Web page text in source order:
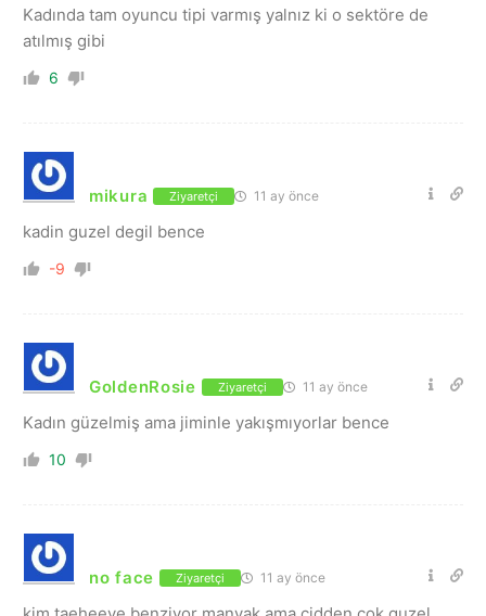
Kadında tam oyuncu tipi varmış yalnız ki o sektöre de
atılmış gibi
6
mikura Ziyaretçi 11 ay önce
kadin guzel degil bence
-9
GoldenRosie Ziyaretçi 11 ay önce
Kadın güzelmiş ama jiminle yakışmıyorlar bence
10
no face Ziyaretçi 11 ay önce